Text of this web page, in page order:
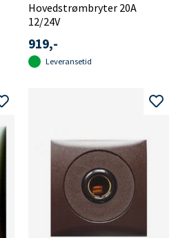
Hovedstrømbryter 20A
12/24V
919,-
Leveransetid